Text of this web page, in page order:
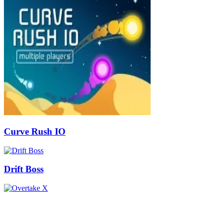
Curve Rush IO
Drift Boss